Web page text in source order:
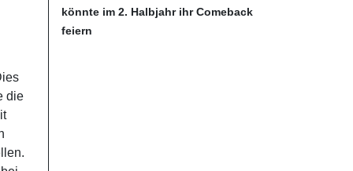
die
könnte im 2. Halbjahr ihr Comeback
feiern